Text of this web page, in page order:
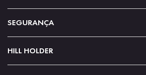
SEGURANÇA
HILL HOLDER